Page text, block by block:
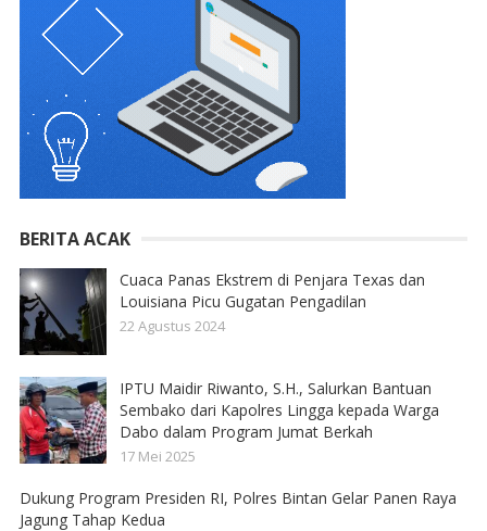
BERITA ACAK
Cuaca Panas Ekstrem di Penjara Texas dan
Louisiana Picu Gugatan Pengadilan
22 Agustus 2024
IPTU Maidir Riwanto, S.H., Salurkan Bantuan
Sembako dari Kapolres Lingga kepada Warga
Dabo dalam Program Jumat Berkah
17 Mei 2025
Dukung Program Presiden RI, Polres Bintan Gelar Panen Raya
Jagung Tahap Kedua